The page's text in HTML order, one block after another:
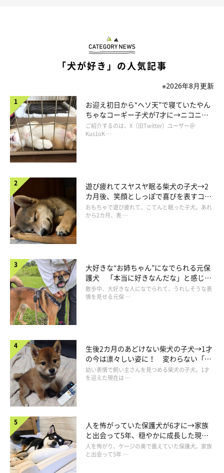
「犬が好き」の人気記事
※2026年8月更新
お迎え初日から“ヘソ天”で寝ていたやん
ちゃなコーギー子犬が7才に→ニコニ
コ“コーギースマイル”が魅力のコに成
長！
ご紹介するのは、X（旧Twitter）ユーザー＠
Kus1oK …
遊び疲れてスヤスヤ眠る柴犬の子犬→2
カ月後、笑顔としっぽで喜びを表すコに
成長！
おもちゃで遊び疲れて、こてんと眠った子犬。あれ
から2カ月、表 …
大好きな“お姉ちゃん”になでられる元保
護犬 「本当に好きなんだな」と感じる
表情にほっこり
散歩中、大好きな人になでられて、うれしそうな表
情を見せる元保 …
生後2カ月のあどけない柴犬の子犬→1才
の今は凛々しい姿に！ 変わらない「く
りくりおめめ」にもほっこり
幼い表情で飼い主さんを見つめる柴犬の子犬。1才
を迎えた現在は …
人を怖がっていた保護犬が6才に→家族
と出会って5年、穏やかに成長した現在
の姿にグッとくる
人を怖がり、ケージの奥で震えていた保護犬。家族
と出会って5年 …